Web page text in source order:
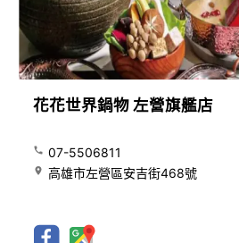
花花世界鍋物 左營旗艦店
07-5506811
高雄市左營區安吉街468號